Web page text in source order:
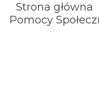
Strona główna
Pomocy